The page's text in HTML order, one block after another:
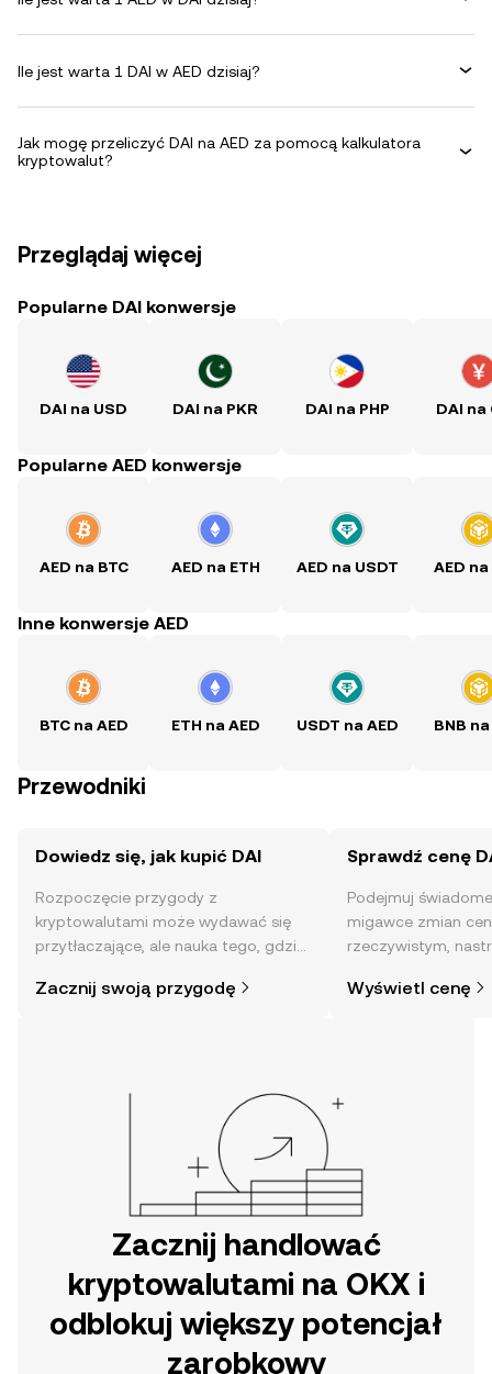
Ile jest warta 1 DAI w AED dzisiaj?
Jak mogę przeliczyć DAI na AED za pomocą kalkulatora
kryptowalut?
Przeglądaj więcej
Popularne DAI konwersje
DAI na USD DAI na PKR DAI na PHP DAI na
Popularne AED konwersje
AED na BTC AED na ETH AED na USDT AED na
Inne konwersje AED
BTC na AED ETH na AED USDT na AED BNB na
Przewodniki
Dowiedz się, jak kupić DAI
Rozpoczęcie przygody z
kryptowalutami może wydawać się
przytłaczające, ale nauka tego, gdzie
mogłoby się wydawać. Rozpocznij
Zacznij swoją przygodę
Sprawdź cenę
Podejmuj
migawce zmian
rzeczywistym,
Wyświetl cenę
Zacznij handlować
kryptowalutami na OKX i
odblokuj większy potencjał
zarobkowy